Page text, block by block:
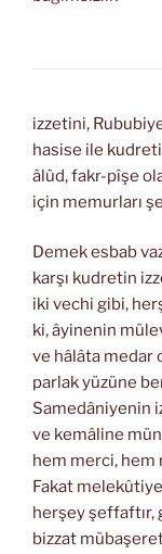
izzetini,
hasise ile
âlûd, fakr-pîşe
için memurları
Demek esbab
karşı kudretin
iki vechi gibi,
ki, âyinenin
ve hâlâta medar
parlak yüzüne
Samedâniyenin
ve kemâline
hem merci, hem
Fakat
herşey şeffaftır,
bizzat